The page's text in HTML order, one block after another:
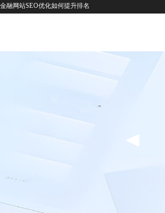
金融网站SEO优化如何提升排名